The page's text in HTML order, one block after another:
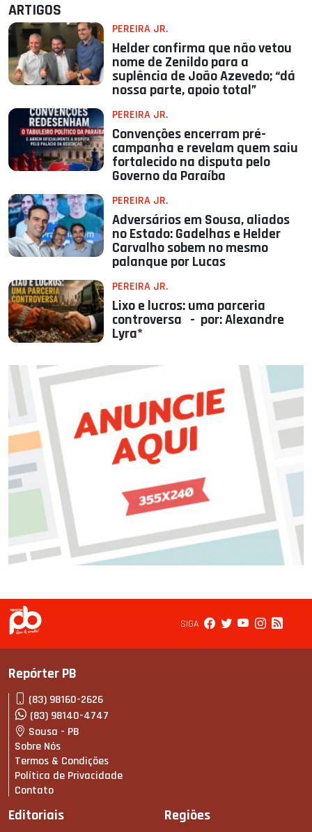
ARTIGOS
PEREIRA JR.
Helder confirma que não vetou
nome de Zenildo para a
suplência de João Azevedo; “dá
nossa parte, apoio total”
PEREIRA JR.
Convenções encerram pré-
campanha e revelam quem saiu
fortalecido na disputa pelo
Governo da Paraíba
PEREIRA JR.
Adversários em Sousa, aliados
no Estado: Gadelhas e Helder
Carvalho sobem no mesmo
palanque por Lucas
PEREIRA JR.
Lixo e lucros: uma parceria
controversa - por: Alexandre
Lyra*
SIGA
Repórter PB
(83) 98160-2626
(83) 98140-4747
Sousa - PB
Sobre Nós
Termos & Condições
Política de Privacidade
Contato
Editoriais Regiões